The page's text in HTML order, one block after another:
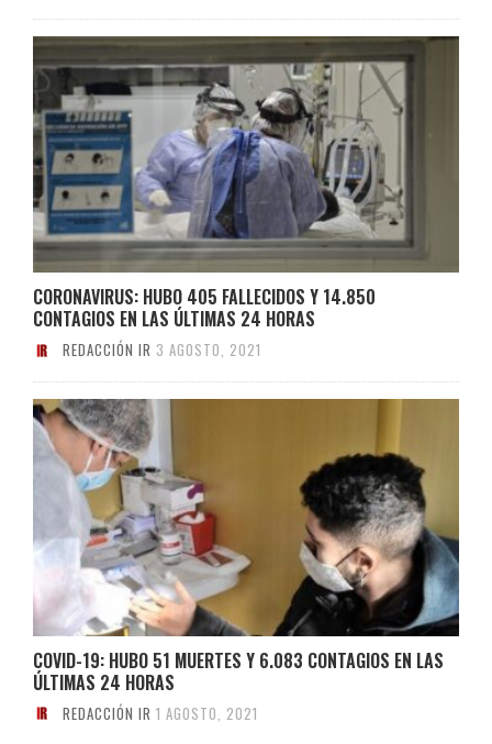
CORONAVIRUS: HUBO 405 FALLECIDOS Y 14.850
CONTAGIOS EN LAS ÚLTIMAS 24 HORAS
REDACCIÓN IR 3 AGOSTO, 2021
COVID-19: HUBO 51 MUERTES Y 6.083 CONTAGIOS EN LAS
ÚLTIMAS 24 HORAS
REDACCIÓN IR 1 AGOSTO, 2021